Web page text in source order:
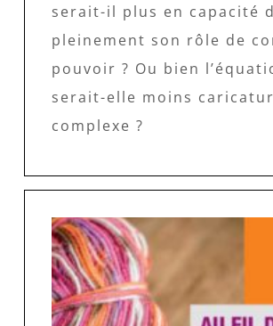
serait-il plus en capacité
pleinement son rôle de
pouvoir ? Ou bien
serait-elle moins
complexe ?